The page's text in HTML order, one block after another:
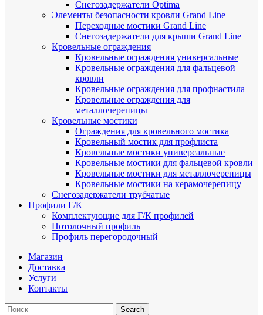
Снегозадержатели Optima
Элементы безопасности кровли Grand Line
Переходные мостики Grand Line
Снегозадержатели для крыши Grand Line
Кровельные ограждения
Кровельные ограждения универсальные
Кровельные ограждения для фальцевой
кровли
Кровельные ограждения для профнастила
Кровельные ограждения для
металлочерепицы
Кровельные мостики
Ограждения для кровельного мостика
Кровельный мостик для профлиста
Кровельные мостики универсальные
Кровельные мостики для фальцевой кровли
Кровельные мостики для металлочерепицы
Кровельные мостики на керамочерепицу
Снегозадержатели трубчатые
Профили Г/К
Комплектующие для Г/К профилей
Потолочный профиль
Профиль перегородочный
Магазин
Доставка
Услуги
Контакты
Search